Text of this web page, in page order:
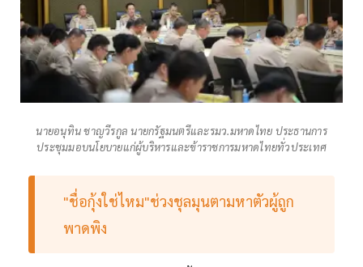
นายอนุทิน ชาญวีรกูล นายกรัฐมนตรีและรมว.มหาดไทย ประธานการ
ประชุมมอบนโยบายแก่ผู้บริหารและข้าราชการมหาดไทยทั่วประเทศ
"ชื่อกุ้งใช่ไหม"ช่วงชุลมุนตามหาตัวผู้ถูก
พาดพิง